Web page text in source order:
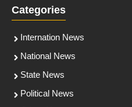
Categories
Internation News
National News
State News
Political News